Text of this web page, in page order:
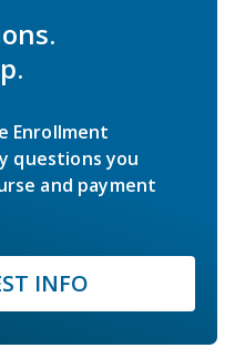
Enrollment
questions you
and payment
INFO